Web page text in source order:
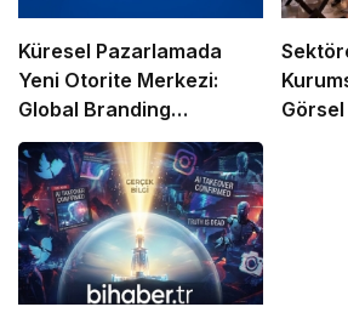
Küresel Pazarlamada
Yeni Otorite Merkezi:
Global Branding
Conference